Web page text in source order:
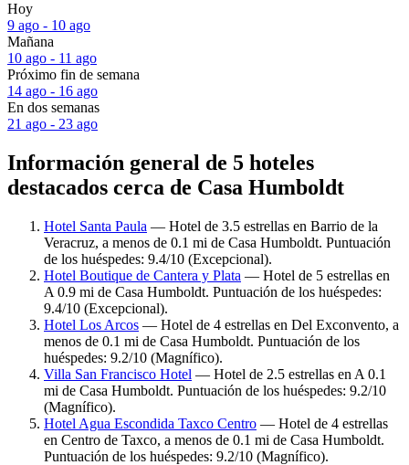
Hoy
9 ago - 10 ago
Mañana
10 ago - 11 ago
Próximo fin de semana
14 ago - 16 ago
En dos semanas
21 ago - 23 ago
Información general de 5 hoteles
destacados cerca de Casa Humboldt
Hotel Santa Paula — Hotel de 3.5 estrellas en Barrio de la
Veracruz, a menos de 0.1 mi de Casa Humboldt. Puntuación
de los huéspedes: 9.4/10 (Excepcional).
Hotel Boutique de Cantera y Plata — Hotel de 5 estrellas en
A 0.9 mi de Casa Humboldt. Puntuación de los huéspedes:
9.4/10 (Excepcional).
Hotel Los Arcos — Hotel de 4 estrellas en Del Exconvento, a
menos de 0.1 mi de Casa Humboldt. Puntuación de los
huéspedes: 9.2/10 (Magnífico).
Villa San Francisco Hotel — Hotel de 2.5 estrellas en A 0.1
mi de Casa Humboldt. Puntuación de los huéspedes: 9.2/10
(Magnífico).
Hotel Agua Escondida Taxco Centro — Hotel de 4 estrellas
en Centro de Taxco, a menos de 0.1 mi de Casa Humboldt.
Puntuación de los huéspedes: 9.2/10 (Magnífico).